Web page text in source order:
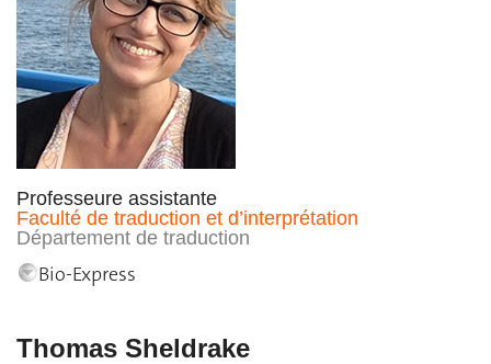
Professeure assistante
Faculté de traduction et d’interprétation
Département de traduction
Bio-Express
Thomas Sheldrake